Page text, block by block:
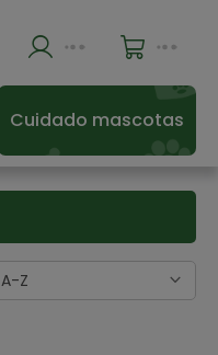
Cuidado mascotas
A-Z